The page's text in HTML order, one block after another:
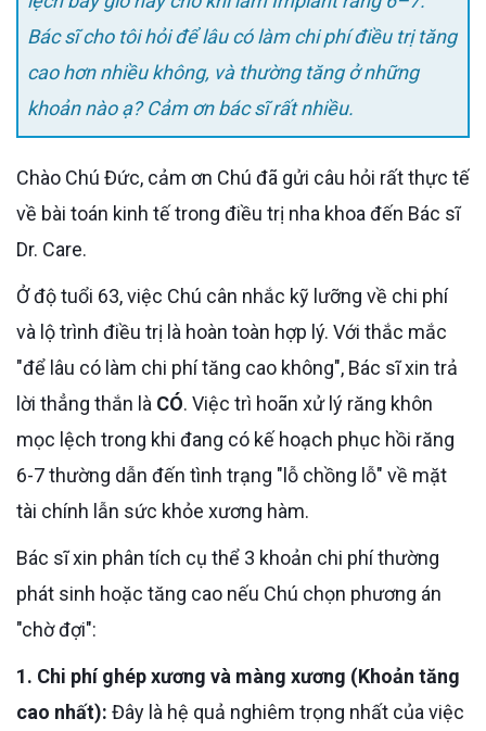
Bác sĩ cho tôi hỏi để lâu có làm chi phí điều trị tăng
cao hơn nhiều không, và thường tăng ở những
khoản nào ạ? Cảm ơn bác sĩ rất nhiều.
Chào Chú Đức, cảm ơn Chú đã gửi câu hỏi rất thực tế
về bài toán kinh tế trong điều trị nha khoa đến Bác sĩ
Dr. Care.
Ở độ tuổi 63, việc Chú cân nhắc kỹ lưỡng về chi phí
và lộ trình điều trị là hoàn toàn hợp lý. Với thắc mắc
"để lâu có làm chi phí tăng cao không", Bác sĩ xin trả
lời thẳng thắn là CÓ. Việc trì hoãn xử lý răng khôn
mọc lệch trong khi đang có kế hoạch phục hồi răng
6-7 thường dẫn đến tình trạng "lỗ chồng lỗ" về mặt
tài chính lẫn sức khỏe xương hàm.
Bác sĩ xin phân tích cụ thể 3 khoản chi phí thường
phát sinh hoặc tăng cao nếu Chú chọn phương án
"chờ đợi":
1. Chi phí ghép xương và màng xương (Khoản tăng
cao nhất): Đây là hệ quả nghiêm trọng nhất của việc